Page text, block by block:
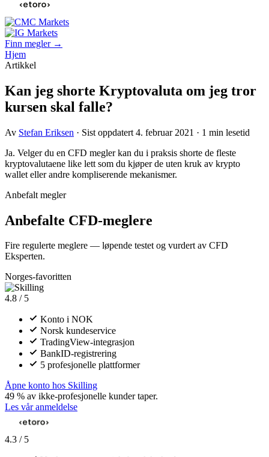
Finn megler →
Hjem
Artikkel
Kan jeg shorte Kryptovaluta om jeg tror
kursen skal falle?
Av Stefan Eriksen · Sist oppdatert 4. februar 2021 · 1 min lesetid
Ja. Velger du en CFD megler kan du i praksis shorte de fleste
kryptovalutaene like lett som du kjøper de uten kruk av krypto
wallet eller andre kompliserende mekanismer.
Anbefalt megler
Anbefalte CFD-meglere
Fire regulerte meglere — løpende testet og vurdert av CFD
Eksperten.
Norges-favoritten
4.8 / 5
Konto i NOK
Norsk kundeservice
TradingView-integrasjon
BankID-registrering
5 profesjonelle plattformer
Åpne konto hos Skilling
49 % av ikke-profesjonelle kunder taper.
Les vår anmeldelse
4.3 / 5